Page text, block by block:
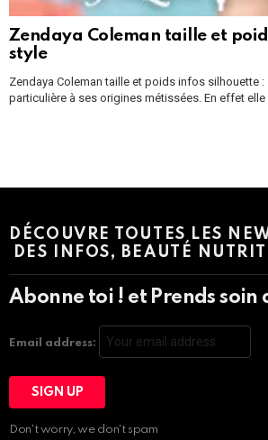
Zendaya Coleman taille et
style
Zendaya Coleman taille et poids infos silhouette
particulière à ses origines métissées. En effet elle
DÉCOUVRE TOUTES LES
DES INFOS, BEAUTÉ
Abonne toi ! et Prends soin
Email address:
Don't worry, we don't spam